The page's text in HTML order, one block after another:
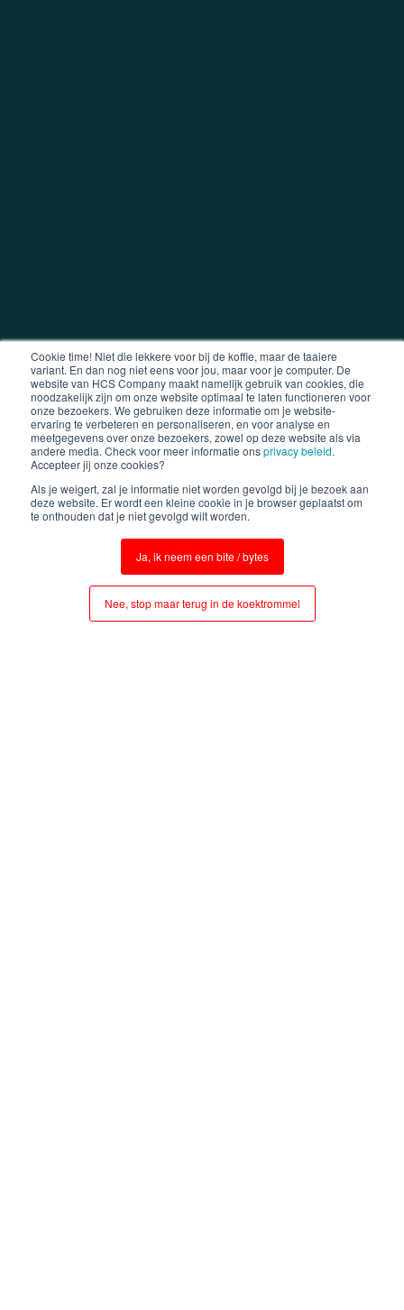
Cookie time! Niet die lekkere voor bij de koffie, maar de taaiere
variant. En dan nog niet eens voor jou, maar voor je computer. De
website van HCS Company maakt namelijk gebruik van cookies, die
noodzakelijk zijn om onze website optimaal te laten functioneren voor
onze bezoekers. We gebruiken deze informatie om je website-
ervaring te verbeteren en personaliseren, en voor analyse en
meetgegevens over onze bezoekers, zowel op deze website als via
andere media. Check voor meer informatie onsprivacy beleid.
Accepteer jij onze cookies?
Als je weigert, zal je informatie niet worden gevolgd bij je bezoek aan
deze website. Er wordt een kleine cookie in je browser geplaatst om
te onthouden dat je niet gevolgd wilt worden.
Ja, ik neem een bite / bytes
Nee, stop maar terug in de koektrommel